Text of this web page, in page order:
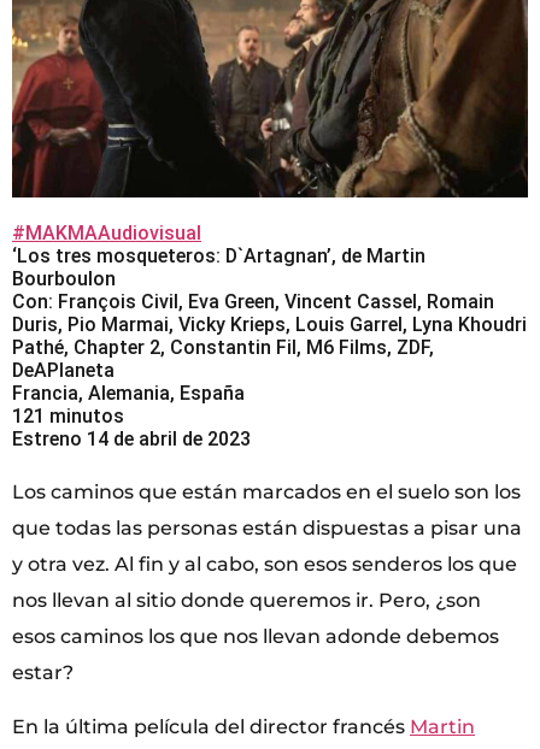
#MAKMAAudiovisual
‘Los tres mosqueteros: D`Artagnan’, de Martin
Bourboulon
Con: François Civil, Eva Green, Vincent Cassel, Romain
Duris, Pio Marmai, Vicky Krieps, Louis Garrel, Lyna Khoudri
Pathé, Chapter 2, Constantin Fil, M6 Films, ZDF,
DeAPlaneta
Francia, Alemania, España
121 minutos
Estreno 14 de abril de 2023
Los caminos que están marcados en el suelo son los
que todas las personas están dispuestas a pisar una
y otra vez. Al fin y al cabo, son esos senderos los que
nos llevan al sitio donde queremos ir. Pero, ¿son
esos caminos los que nos llevan adonde debemos
estar?
En la última película del director francés Martin